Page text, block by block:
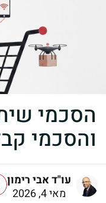
הסכמי
והסכמי
עו"ד אבי רימון
מאי 4, 2026